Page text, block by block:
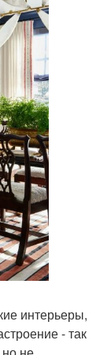
интерьеры,
- так